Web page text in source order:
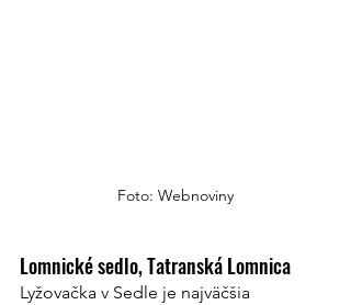
Foto: Webnoviny
Lomnické sedlo, Tatranská Lomnica
Lyžovačka v Sedle je najväčšia